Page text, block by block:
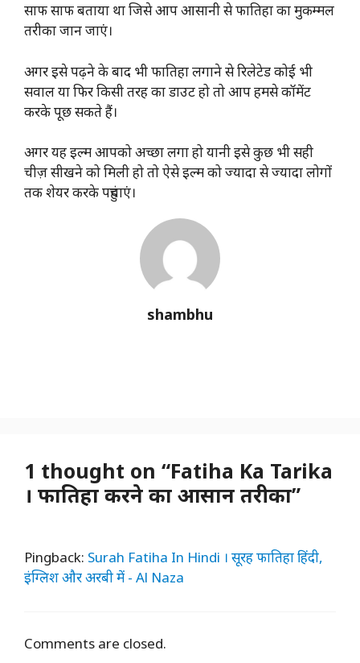
साफ साफ बताया था जिसे आप आसानी से फातिहा का मुकम्मल
तरीका जान जाएं।
अगर इसे पढ़ने के बाद भी फातिहा लगाने से रिलेटेड कोई भी
सवाल या फिर किसी तरह का डाउट हो तो आप हमसे कॉमेंट
करके पूछ सकते हैं।
अगर यह इल्म आपको अच्छा लगा हो यानी इसे कुछ भी सही
चीज़ सीखने को मिली हो तो ऐसे इल्म को ज्यादा से ज्यादा लोगों
तक शेयर करके पहुंचाएं।
shambhu
1 thought on “Fatiha Ka Tarika
। फातिहा करने का आसान तरीका”
Pingback: Surah Fatiha In Hindi । सूरह फातिहा हिंदी,
इंग्लिश और अरबी में - Al Naza
Comments are closed.